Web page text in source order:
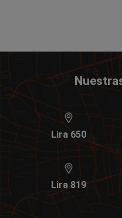
Lira 650
Lira 819